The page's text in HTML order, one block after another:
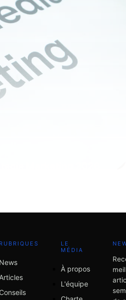
RUBRIQUES
News
Conseils
LE
MÉDIA
À propos
L'équipe